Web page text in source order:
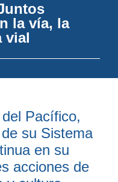
la vía, la
vial
Pacífico,
su Sistema
en su
acciones de